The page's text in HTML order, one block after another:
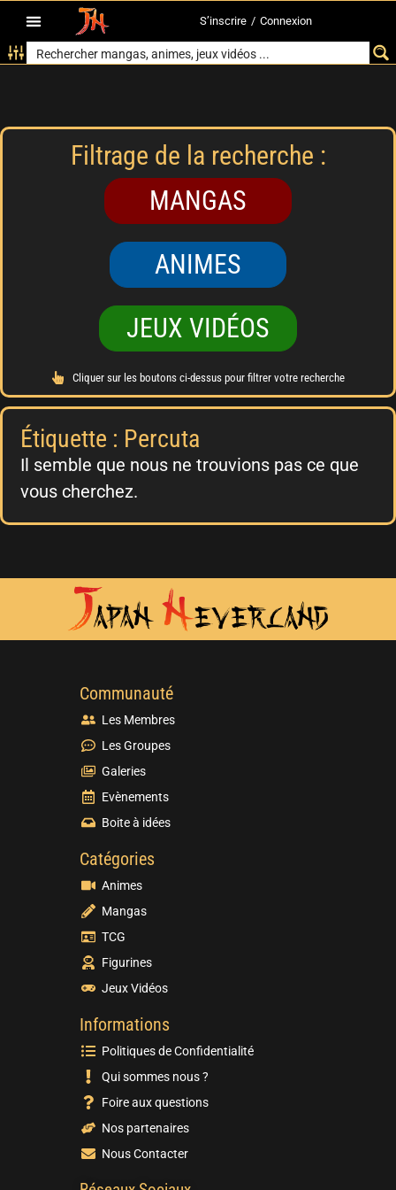
S’inscrire / Connexion
Filtrage de la recherche :
MANGAS
ANIMES
JEUX VIDÉOS
Cliquer sur les boutons ci-dessus pour filtrer votre recherche
Étiquette : Percuta
Il semble que nous ne trouvions pas ce que
vous cherchez.
Communauté
Les Membres
Les Groupes
Galeries
Evènements
Boite à idées
Catégories
Animes
Mangas
TCG
Figurines
Jeux Vidéos
Informations
Politiques de Confidentialité
Qui sommes nous ?
Foire aux questions
Nos partenaires
Nous Contacter